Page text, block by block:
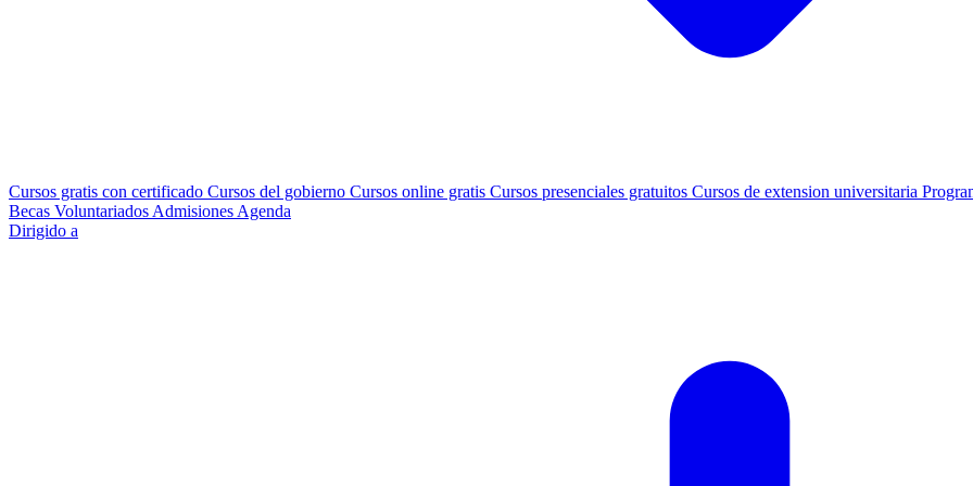
Cursos gratis con certificado Cursos del gobierno Cursos online gratis Cursos presenciales gratuitos Cursos de extension universitaria
Becas Voluntariados Admisiones Agenda
Dirigido a